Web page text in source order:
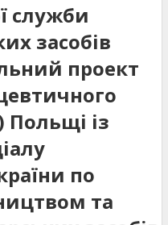
служби
засобів
проект
Польщі із
по
та